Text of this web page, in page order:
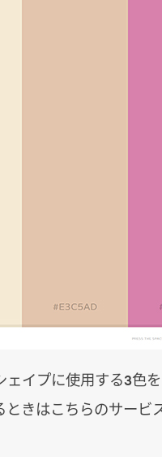
ェイプに使用する3色
きはこちらのサービ